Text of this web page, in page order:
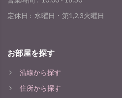
定休日 : 水曜日・第1,2,3火曜日
お部屋を探す
沿線から探す
住所から探す